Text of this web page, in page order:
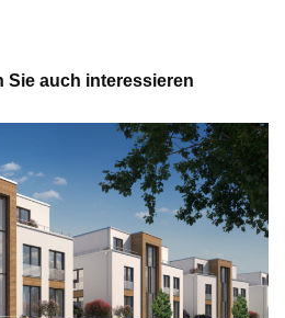
Sie auch interessieren